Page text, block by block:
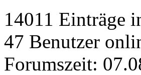
14011 Einträge
47 Benutzer
Forumszeit: